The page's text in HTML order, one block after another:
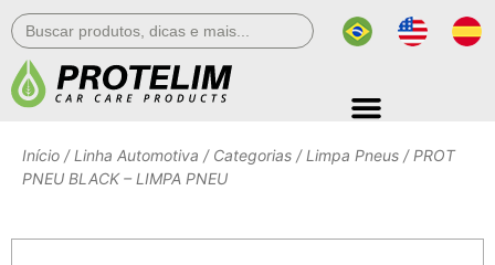
Search
for:
Início / Linha Automotiva / Categorias / Limpa Pneus / PROT
PNEU BLACK – LIMPA PNEU